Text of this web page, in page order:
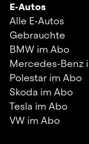
E-Autos
Alle E-Autos
Gebrauchte
BMW im Abo
Mercedes-Benz
Polestar im Abo
Skoda im Abo
Tesla im Abo
VW im Abo